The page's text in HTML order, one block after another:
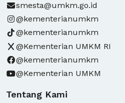
smesta@umkm.go.id
@kementerianumkm
@kementerianumkm
@Kementerian UMKM RI
@kementerianumkm
@Kementerian UMKM
Tentang Kami